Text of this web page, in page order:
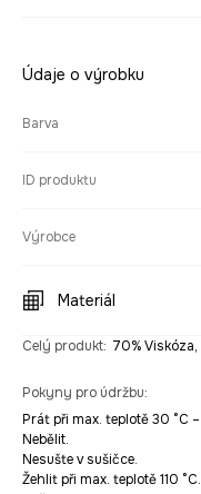
Údaje o výrobku
Barva
ID produktu
Výrobce
Materiál
Celý produkt: 70% Viskóza,
Pokyny pro údržbu:
Prát při max. teplotě 30 °C
Nebělit.
Nesušte v sušičce.
Žehlit při max. teplotě 110 °C.